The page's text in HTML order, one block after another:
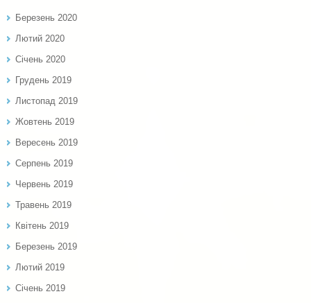
Березень 2020
Лютий 2020
Січень 2020
Грудень 2019
Листопад 2019
Жовтень 2019
Вересень 2019
Серпень 2019
Червень 2019
Травень 2019
Квітень 2019
Березень 2019
Лютий 2019
Січень 2019